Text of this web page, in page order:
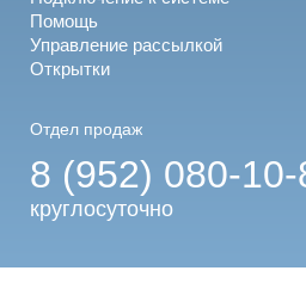
Помощь
Управление рассылкой
Открытки
Отдел продаж
8 (952) 080-10-
круглосуточно